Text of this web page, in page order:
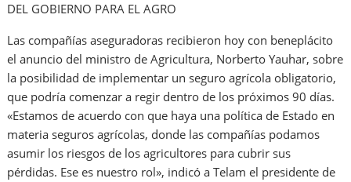
DEL GOBIERNO PARA EL AGRO
Las compañías aseguradoras recibieron hoy con beneplácito
el anuncio del ministro de Agricultura, Norberto Yauhar, sobre
la posibilidad de implementar un seguro agrícola obligatorio,
que podría comenzar a regir dentro de los próximos 90 días.
«Estamos de acuerdo con que haya una política de Estado en
materia seguros agrícolas, donde las compañías podamos
asumir los riesgos de los agricultores para cubrir sus
pérdidas. Ese es nuestro rol», indicó a Telam el presidente de